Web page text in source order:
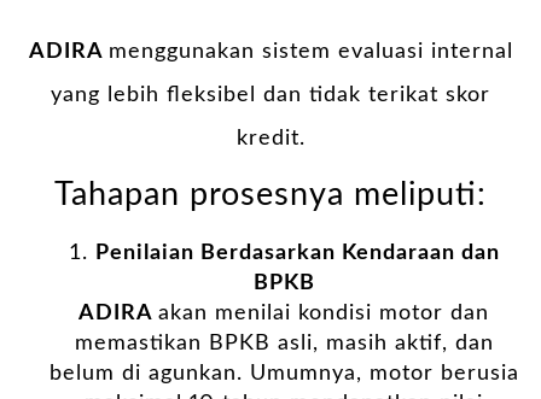
ADIRA menggunakan sistem evaluasi internal
yang lebih fleksibel dan tidak terikat skor
kredit.
Tahapan prosesnya meliputi:
Penilaian Berdasarkan Kendaraan dan
BPKB
ADIRAakan menilai kondisi motor dan
memastikan BPKB asli, masih aktif, dan
belum di agunkan. Umumnya, motor berusia